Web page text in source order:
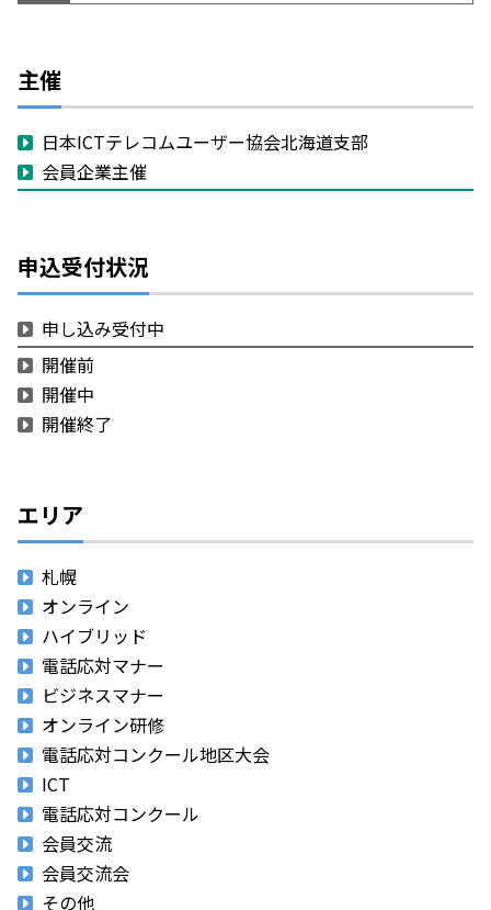
主催
日本ICTテレコムユーザー協会北海道支部
会員企業主催
申込受付状況
申し込み受付中
開催前
開催中
開催終了
エリア
札幌
オンライン
ハイブリッド
電話応対マナー
ビジネスマナー
オンライン研修
電話応対コンクール地区大会
ICT
電話応対コンクール
会員交流
会員交流会
その他